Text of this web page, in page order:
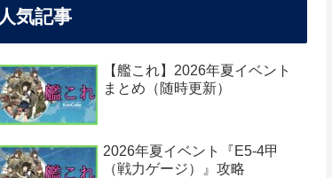
人気記事
【艦これ】2026年夏イベント
まとめ（随時更新）
2026年夏イベント『E5-4甲
（戦力ゲージ）』攻略